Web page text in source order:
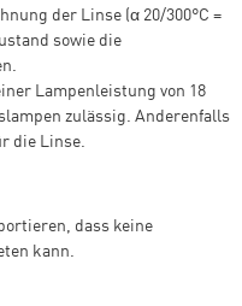
der Linse (α 20/300°C =
sowie die
Lampenleistung von 18
zulässig. Anderenfalls
die Linse.
dass keine
kann.